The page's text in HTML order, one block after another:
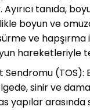
tanıda,
boyun ve
ve
hareketleriyle
Sendromu (TOS):
sinir ve
yapılar arasında